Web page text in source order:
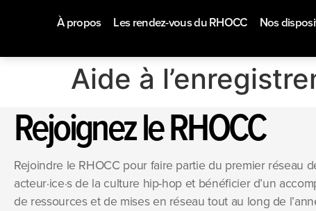
À propos Les rendez-vous du RHOCC Nos
Aide à
Rejoignez le RHOCC
Rejoindre le RHOCC pour faire partie du premier réseau
acteur·ice·s de la culture hip-hop et bénéficier d’un
de ressources et de mises en réseau tout au long de